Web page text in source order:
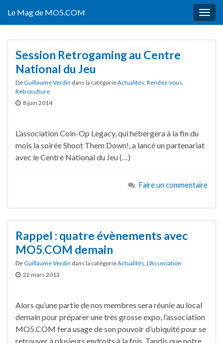
Le Mag de MO5.COM
Session Retrogaming au Centre
National du Jeu
DeGuillaume Verdin dans la catégorieActualités, Rendez-vous,
Retroculture
8 juin 2014
L’association Coin-Op Legacy, qui hébergera à la fin du
mois la soirée Shoot Them Down!, a lancé un partenariat
avec le Centre National du Jeu (…)
Faire un commentaire
Rappel : quatre évènements avec
MO5.COM demain
DeGuillaume Verdin dans la catégorieActualités L'Association
22 mars 2013
Alors qu’une partie de nos membres sera réunie au local
demain pour préparer une très grosse expo, l’association
MO5.COM fera usage de son pouvoir d’ubiquité pour se
retrouver à plusieurs endroits à la fois. Tandis que notre